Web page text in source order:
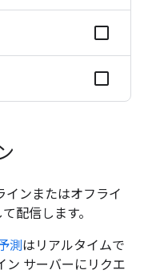
インまたはオフライ
配信します。
測はリアルタイムで
ン サーバーにリクエ